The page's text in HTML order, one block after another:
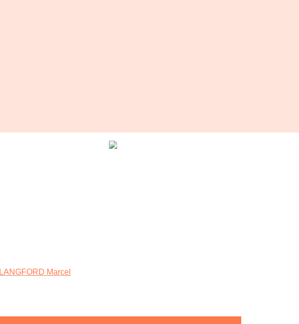
LANGFORD Marcel